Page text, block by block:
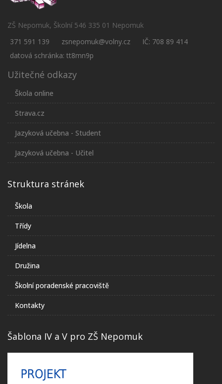
ZŠ Nepomuk, Školní 546 335 01 Nepomuk
371 591 139
zsnepomuk@volny.cz
IČ: 708 89 414
datová schránka: tt8mn9p
Užitečné odkazy
Škola online
Strava.cz
Jazyková učebna - Student
Jazyková učebna - Učitel
Struktura stránek
Škola
Třídy
Jídelna
Družina
Školní poradenské pracoviště
Kontakty
Šablona IV a V pro ZŠ Nepomuk